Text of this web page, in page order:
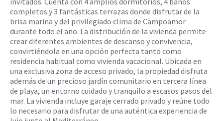
completos y 3 fantásticas terrazas donde disfrutar de la
brisa marina y del privilegiado clima de Campoamor
durante todo el año. La distribución de la vivienda permite
crear diferentes ambientes de descanso y convivencia,
convirtiéndola en una opción perfecta tanto como
residencia habitual como vivienda vacacional. Ubicada en
una exclusiva zona de acceso privado, la propiedad disfruta
además de un precioso jardín comunitario en tercera línea
de playa, un entorno cuidado y tranquilo a escasos pasos del
mar. La vivienda incluye garaje cerrado privado y reúne todo
lo necesario para disfrutar de una auténtica experiencia de